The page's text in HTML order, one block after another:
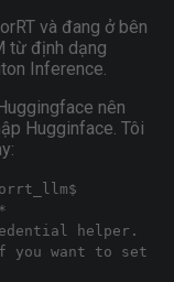
và đang ở bên
từ định dạng
Inference.
nên
Hugginface. Tôi
helper.
you want to set